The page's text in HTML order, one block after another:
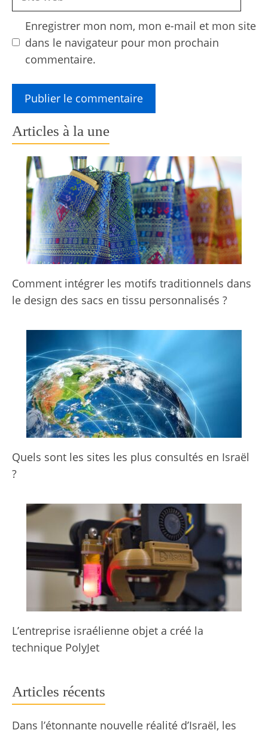
Enregistrer mon nom, mon e-mail et mon site
dans le navigateur pour mon prochain
commentaire.
Articles à la une
Comment intégrer les motifs traditionnels dans
le design des sacs en tissu personnalisés ?
Quels sont les sites les plus consultés en Israël
?
L’entreprise israélienne objet a créé la
technique PolyJet
Articles récents
Dans l’étonnante nouvelle réalité d’Israël, les